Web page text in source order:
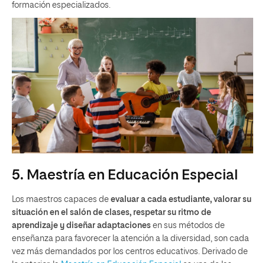
formación especializados.
5. Maestría en Educación Especial
Los maestros capaces de evaluar a cada estudiante, valorar su
situación en el salón de clases, respetar su ritmo de
aprendizaje y diseñar adaptaciones en sus métodos de
enseñanza para favorecer la atención a la diversidad, son cada
vez más demandados por los centros educativos. Derivado de